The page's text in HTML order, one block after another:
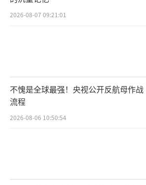
2026-08-07 09:21:01
不愧是全球最强！央视公开反航母作战
流程
2026-08-06 10:50:54